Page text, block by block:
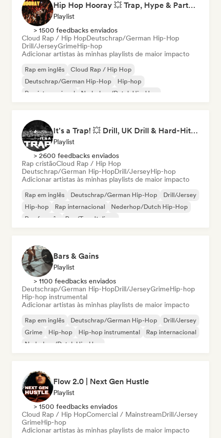
Hip Hop Hooray 💥 Trap, Hype & Party Rap Bangers
Playlist
> 1500 feedbacks enviados
Cloud Rap / Hip HopDeutschrap/German Hip-Hop
Drill/JerseyGrimeHip-hop
Adicionar artistas às minhas playlists de maior impacto
Rap em inglês
Cloud Rap / Hip Hop
Deutschrap/German Hip-Hop
Hip-hop
Rap internacional
Nederhop/Dutch Hip-Hop
It's a Trap! 💥 Drill, UK Drill & Hard-Hitting Trap
Playlist
> 2600 feedbacks enviados
Rap cristãoCloud Rap / Hip Hop
Deutschrap/German Hip-HopDrill/JerseyHip-hop
Adicionar artistas às minhas playlists de maior impacto
Rap em inglês Deutschrap/German Hip-Hop
Drill/Jersey
Hip-hop
Rap internacional
Nederhop/Dutch Hip-Hop
Rap francês
Rap/Trap Italiano
Bars & Gains
Playlist
> 1100 feedbacks enviados
Deutschrap/German Hip-HopDrill/JerseyGrimeHip-hop
Hip-hop instrumental
Adicionar artistas às minhas playlists de maior impacto
Rap em inglês Deutschrap/German Hip-Hop
Drill/Jersey
Grime
Hip-hop Hip-hop instrumental
Rap internacional
Nederhop/Dutch Hip-Hop
Flow 2.0 | Next Gen Hustle
Playlist
> 1500 feedbacks enviados
Cloud Rap / Hip HopComercial / MainstreamDrill/Jersey
GrimeHip-hop
Adicionar artistas às minhas playlists de maior impacto